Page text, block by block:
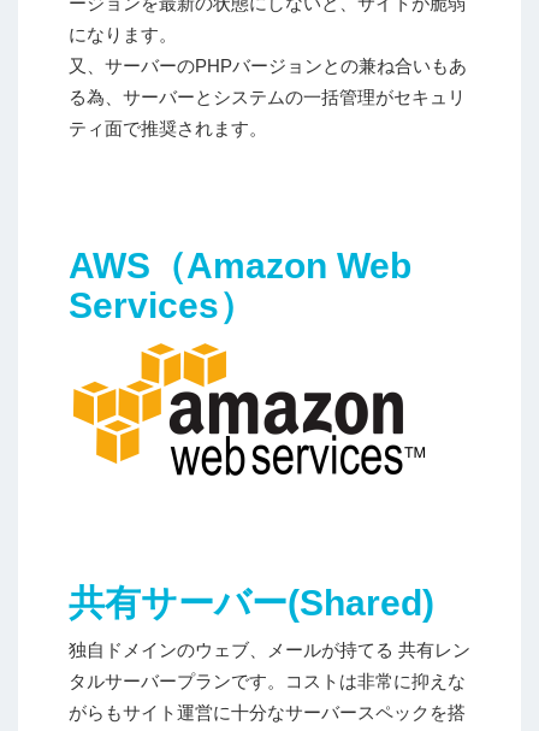
になります。
又、サーバーのPHPバージョンとの兼ね合いもあ
る為、サーバーとシステムの一括管理がセキュリ
ティ面で推奨されます。
AWS（Amazon Web
Services）
共有サーバー(Shared)
独自ドメインのウェブ、メールが持てる 共有レン
タルサーバープランです。コストは非常に抑えな
がらもサイト運営に十分なサーバースペックを搭